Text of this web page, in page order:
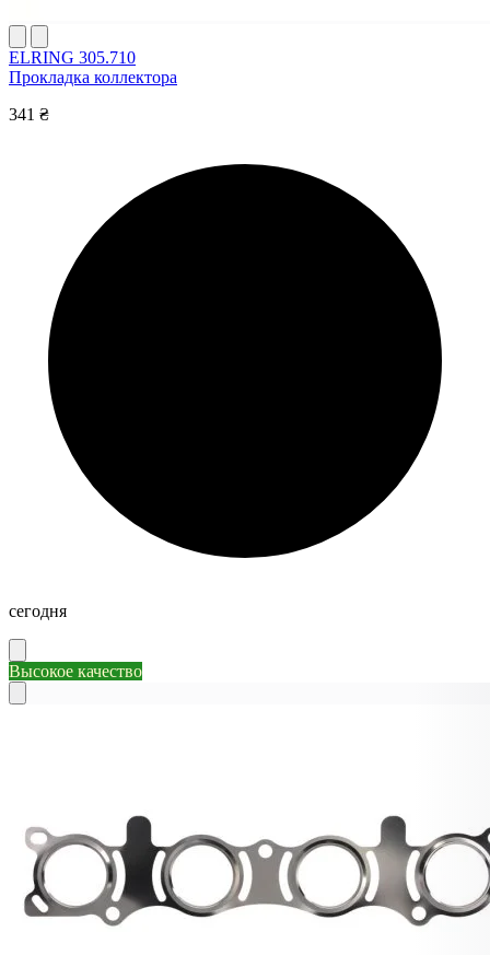
ELRING 305.710
Прокладка коллектора
341 ₴
сегодня
Высокое качество